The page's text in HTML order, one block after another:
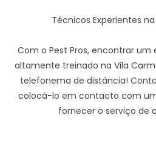
Técnicos Experientes
Com o Pest Pros, encontrar
altamente treinado na Vila
telefonema de distância!
colocá-lo em contacto com
fornecer o serviço de